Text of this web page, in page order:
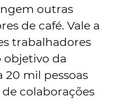
outras
de café. Vale a
trabalhadores
objetivo da
20 mil pessoas
colaborações